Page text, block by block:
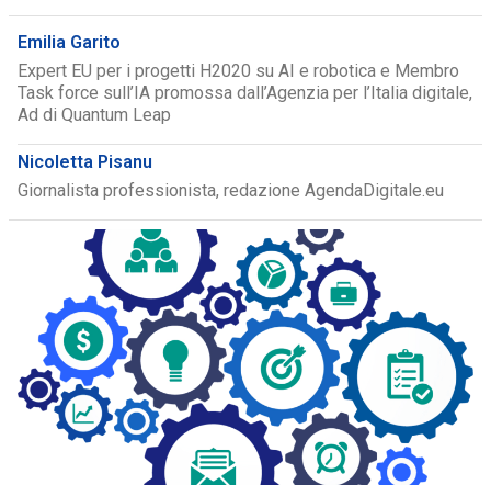
Emilia Garito
Expert EU per i progetti H2020 su AI e robotica e Membro
Task force sull’IA promossa dall’Agenzia per l’Italia digitale,
Ad di Quantum Leap
Nicoletta Pisanu
Giornalista professionista, redazione AgendaDigitale.eu